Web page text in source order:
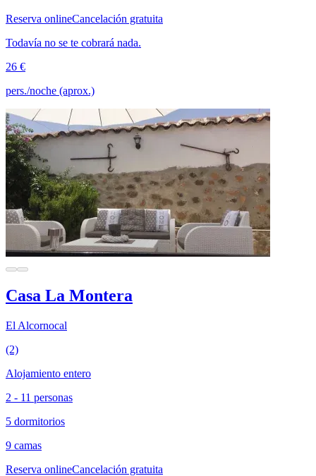
Reserva onlineCancelación gratuita
Todavía no se te cobrará nada.
26 €
pers./noche (aprox.)
Casa La Montera
El Alcornocal
(2)
Alojamiento entero
2 - 11 personas
5 dormitorios
9 camas
Reserva onlineCancelación gratuita